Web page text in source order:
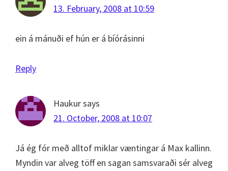
13. February, 2008 at 10:59
ein á mánuði ef hún er á bíórásinni
Reply
Haukursays
21. October, 2008 at 10:07
Já ég fór með alltof miklar væntingar á Max kallinn.
Myndin var alveg töff en sagan samsvaraði sér alveg